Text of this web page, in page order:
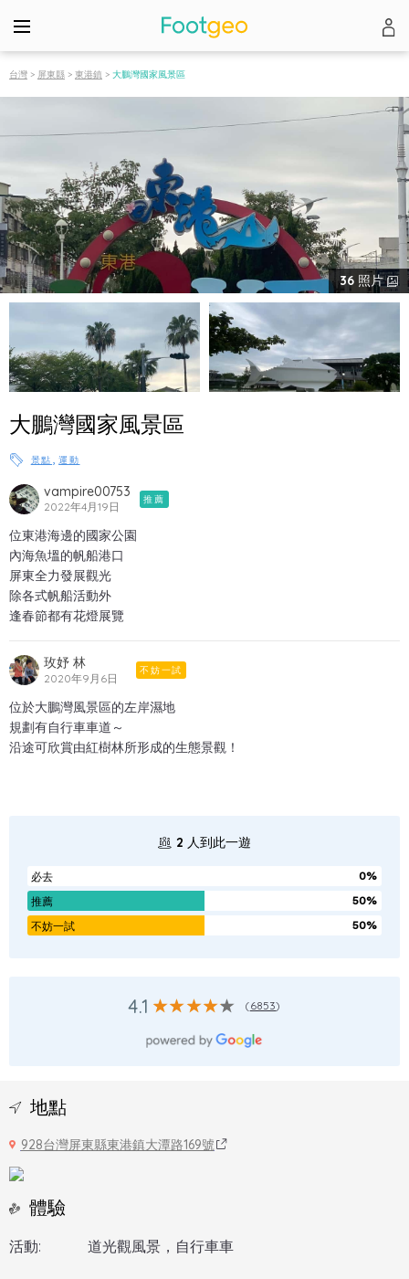
台灣 > 屏東縣 > 東港鎮 > 大鵬灣國家風景區
36 照片
大鵬灣國家風景區
景點 ,運動
vampire00753
2022年4月19日
推薦
位東港海邊的國家公園
內海魚塭的帆船港口
屏東全力發展觀光
除各式帆船活動外
逢春節都有花燈展覽
玫妤 林
2020年9月6日
不妨一試
位於大鵬灣風景區的左岸濕地
規劃有自行車車道～
沿途可欣賞由紅樹林所形成的生態景觀！
2 人到此一遊
必去
0%
推薦
50%
不妨一試
50%
4.1 (6853)
地點
928台灣屏東縣東港鎮大潭路169號
體驗
活動: 道光觀風景，自行車車